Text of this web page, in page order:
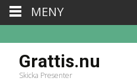
Grattis.nu
Skicka Presenter
MENY